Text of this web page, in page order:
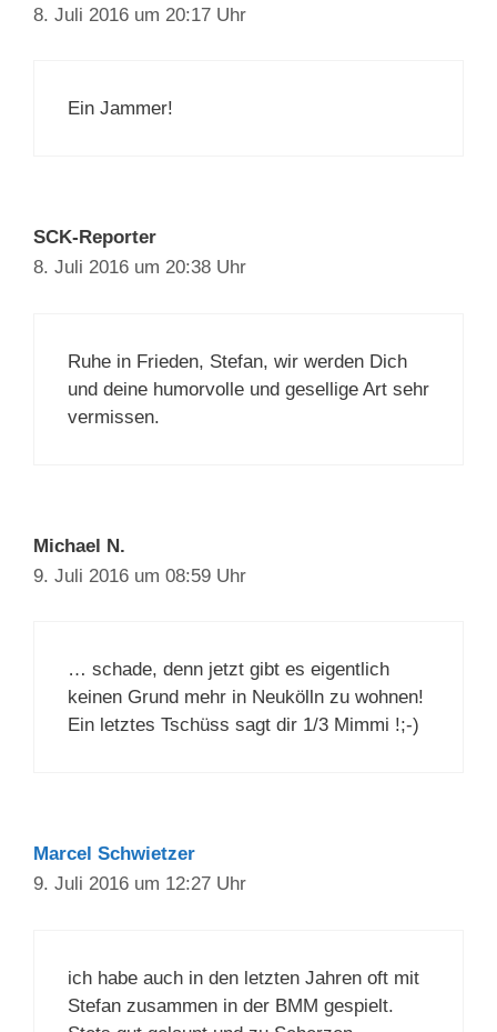
8. Juli 2016 um 20:17 Uhr
Ein Jammer!
SCK-Reporter
8. Juli 2016 um 20:38 Uhr
Ruhe in Frieden, Stefan, wir werden Dich
und deine humorvolle und gesellige Art sehr
vermissen.
Michael N.
9. Juli 2016 um 08:59 Uhr
… schade, denn jetzt gibt es eigentlich
keinen Grund mehr in Neukölln zu wohnen!
Ein letztes Tschüss sagt dir 1/3 Mimmi !;-)
Marcel Schwietzer
9. Juli 2016 um 12:27 Uhr
ich habe auch in den letzten Jahren oft mit
Stefan zusammen in der BMM gespielt.